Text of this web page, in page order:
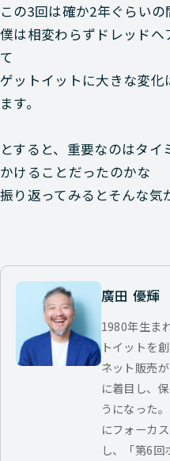
この3回は確か2年ぐらい
僕は相変わらずドレッドヘ
て
ゲットイットに大きな変化
ます。
とすると、重要なのはタ
かけることだったのかな
振り返ってみるとそんな気
廣田 優輝
1980年生ま
トイットを
ネット販売
に着目し、
うになった
にフォーカ
し、「第6回